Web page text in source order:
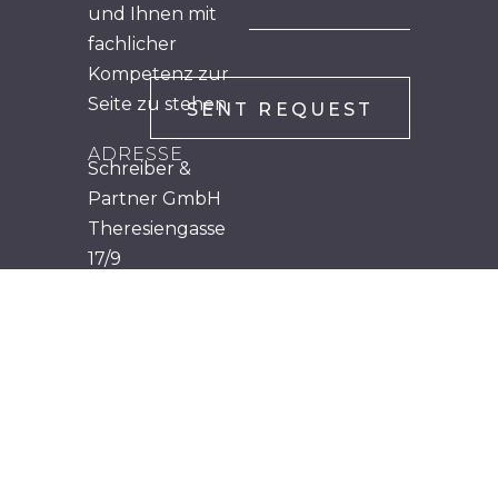
und Ihnen mit
fachlicher
Kompetenz zur
Seite zu stehen.
ADRESSE
Schreiber &
Partner GmbH
Theresiengasse
17/9